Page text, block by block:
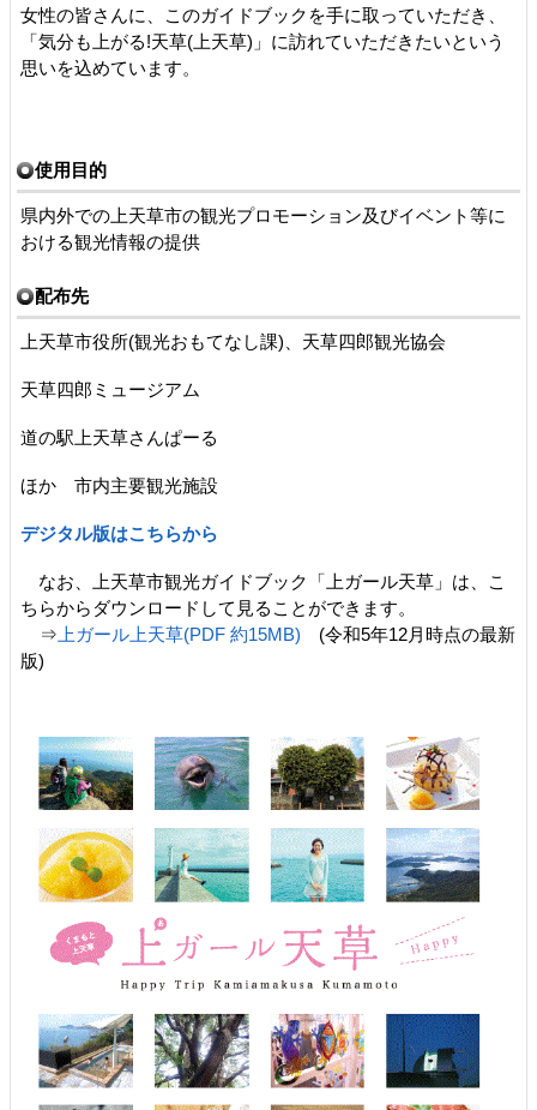
女性の皆さんに、このガイドブックを手に取っていただき、
「気分も上がる!天草(上天草)」に訪れていただきたいという
思いを込めています。
使用目的
県内外での上天草市の観光プロモーション及びイベント等に
おける観光情報の提供
配布先
上天草市役所(観光おもてなし課)、天草四郎観光協会
天草四郎ミュージアム
道の駅上天草さんぱーる
ほか 市内主要観光施設
デジタル版はこちらから
なお、上天草市観光ガイドブック「上ガール天草」は、こ
ちらからダウンロードして見ることができます。
⇒ 上ガール上天草(PDF 約15MB) (令和5年12月時点の最新
版)